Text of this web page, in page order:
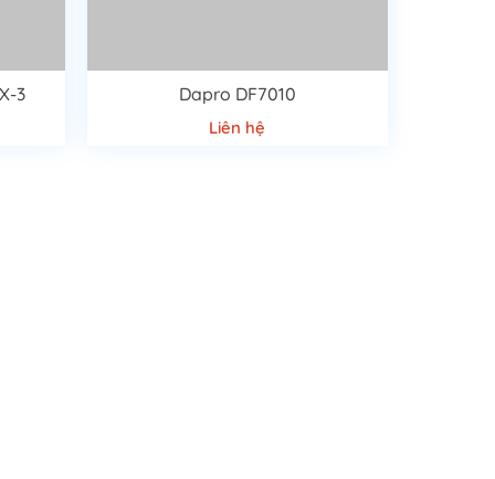
3 Dapro DF7010
Liên hệ